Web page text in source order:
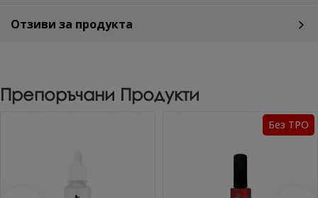
Отзиви за продукта
Препоръчани Продукти
Без TPO